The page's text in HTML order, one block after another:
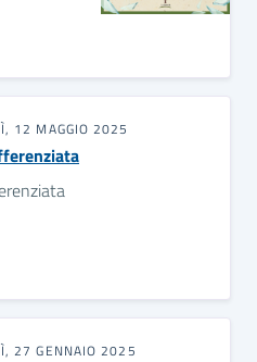
12 MAGGIO 2025
27 GENNAIO 2025